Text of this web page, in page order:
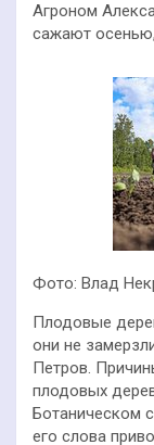
Агроном
сажают
Фото: Влад
Плодовые
они не
Петров.
плодовых
Ботаническом
его слова